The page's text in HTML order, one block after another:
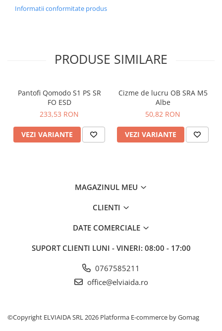
Partea superioară : Micronubuk cu peliculă rezistentă
: PU 2D – Injectata din poliuretan dubla densitate
Antiperforaţie : Lamelă antiperforaţie nemetalică
Închidere : Înşiretare prin capse nemetalice
Altele: ESD, complet metal-free
Greutate: 1240 GR( pt. nr. 42)
Utilizare: Logistică, Instalaţii, Electronică, Automotive,
Diverse industrii şi medii de lucru care necesită
Informatii conformitate produs
PRODUSE SIMILARE
Pantofi Qomodo S1 PS SR
FO ESD
233,53 RON
VEZI VARIANTE
Cizme de lucru OB SRA M5
Albe
50,82 RON
VEZI VARIANTE
MAGAZINUL MEU
CLIENTI
DATE COMERCIALE
SUPORT CLIENTI LUNI - VINERI: 08:00 - 17:00
0767585211
office@elviaida.ro
©Copyright ELVIAIDA SRL 2026 Platforma E-commerce by Gomag